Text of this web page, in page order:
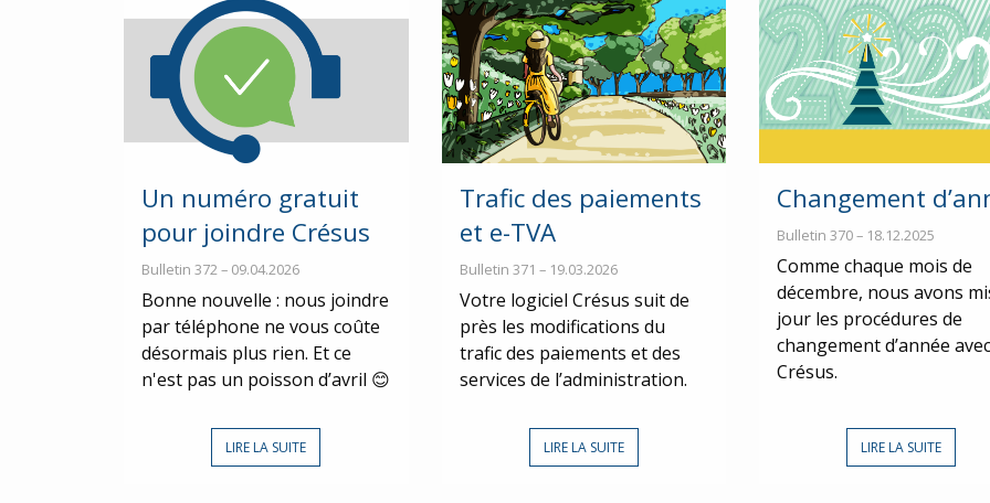
Un numéro gratuit
pour joindre Crésus
Bulletin 372 – 09.04.2026
Bonne nouvelle : nous joindre
par téléphone ne vous coûte
désormais plus rien. Et ce
n'est pas un poisson d’avril 😊
LIRE LA SUITE
Trafic des paiements
et e-TVA
Bulletin 371 – 19.03.2026
Votre logiciel Crésus suit de
près les modifications du
trafic des paiements et des
services de l’administration.
LIRE LA SUITE
Changement
Bulletin 370 – 18.12.2025
Comme chaque mois de
décembre, nous avons
jour les procédures de
changement d’année avec
Crésus.
LIRE LA SUITE